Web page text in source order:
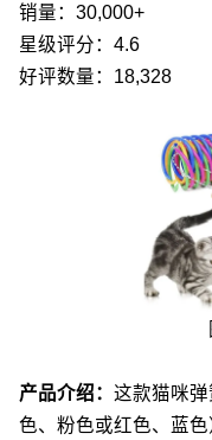
销量：30,000+
星级评分：4.6
好评数量：18,328
产品介绍： 这款猫咪
色、粉色或红色、蓝